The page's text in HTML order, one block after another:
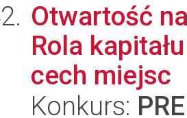
Otwartość
Rola
cech miejsc
Konkurs: